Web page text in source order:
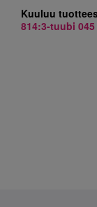
Kuuluu
814:3-tuubi